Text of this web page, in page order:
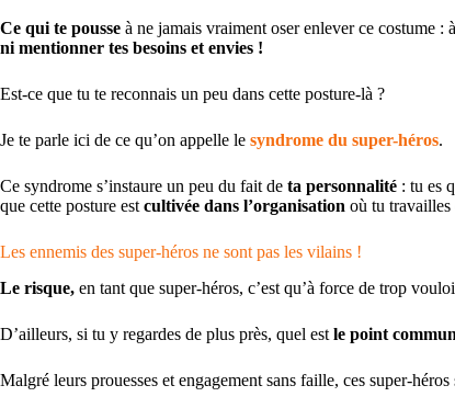
Ce qui te pousse à ne jamais vraiment oser enlever ce costume :
ni mentionner tes besoins et envies !
Est-ce que tu te reconnais un peu dans cette posture-là ?
Je te parle ici de ce qu’on appelle le syndrome du super-héros.
Ce syndrome s’instaure un peu du fait de ta personnalité : tu es
que cette posture est cultivée dans l’organisation où tu travailles
Les ennemis des super-héros ne sont pas les vilains !
Le risque, en tant que super-héros, c’est qu’à force de trop
D’ailleurs, si tu y regardes de plus près, quel est le point commun
Malgré leurs prouesses et engagement sans faille, ces super-